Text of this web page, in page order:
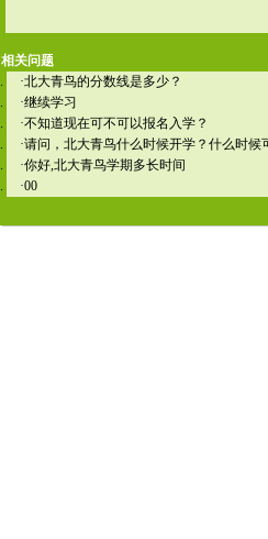
相关问题
·北大青鸟的分数线是多少？
·继续学习
·不知道现在可不可以报名入学？
·请问，北大青鸟什么时候开学？什么时候
·你好,北大青鸟学期多长时间
·00